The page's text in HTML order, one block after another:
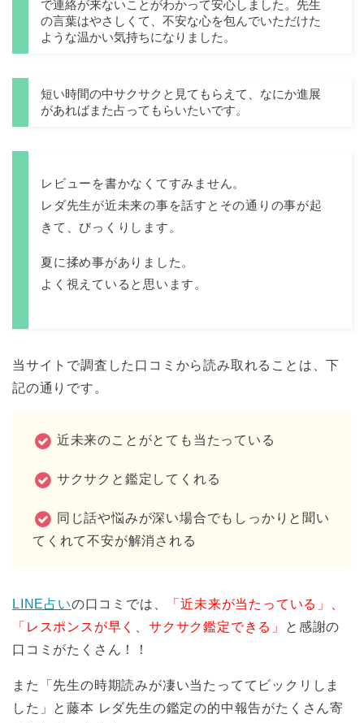
で連絡が来ないことがわかって安心しました。先生
の言葉はやさしくて、不安な心を包んでいただけた
ような温かい気持ちになりました。
短い時間の中サクサクと見てもらえて、なにか進展
があればまた占ってもらいたいです。
レビューを書かなくてすみません。
レダ先生が近未来の事を話すとその通りの事が起
きて、びっくりします。
夏に揉め事がありました。
よく視えていると思います。
当サイトで調査した口コミから読み取れることは、下
記の通りです。
近未来のことがとても当たっている
サクサクと鑑定してくれる
同じ話や悩みが深い場合でもしっかりと聞い
てくれて不安が解消される
LINE占いの口コミでは、
「近未来が当たっている」、
「レスポンスが早く、サクサク鑑定できる」
と感謝の
口コミがたくさん！！
また「先生の時期読みが凄い当たっててビックリしま
した」と藤本 レダ先生の鑑定の的中報告がたくさん寄